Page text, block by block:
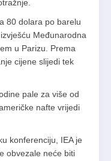
80 dolara po barelu
Međunarodna
u Parizu. Prema
cijene slijedi tek
pale za više od
nafte vrijedi
konferenciju, IEA je
obvezale neće biti